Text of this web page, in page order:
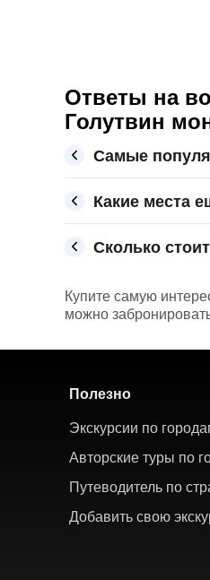
Ответы на
Голутвин
Самые
Какие места
Сколько
Купите самую
можно
Полезно
Экскурсии по
Авторские туры по
Путеводитель по
Добавить свою